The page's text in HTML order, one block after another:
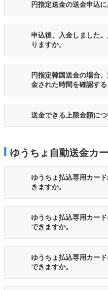
円指定送金の送金申込
申込後、入金しました
りますか。
円指定韓国送金の場合
金された時間を確認する
送金できる上限金額につ
ゆうちょ自動送金カ
ゆうちょ払込専用カー
きますか。
ゆうちょ払込専用カー
できますか。
ゆうちょ払込専用カー
できますか。